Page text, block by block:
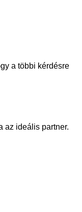
a többi kérdésre
az ideális partner.